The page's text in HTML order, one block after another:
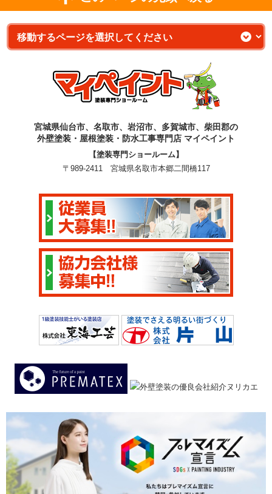
宮城県仙台市、名取市、岩沼市、多賀城市、柴田郡の
外壁塗装・屋根塗装・防水工事専門店 マイペイント
【塗装専門ショールーム】
〒989-2411 宮城県名取市本郷二間橋117